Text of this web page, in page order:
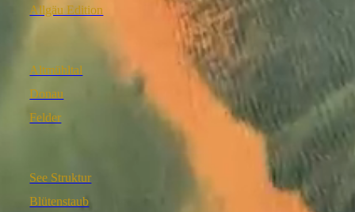
Allgäu Edition
Altmühltal
Donau
Felder
See Struktur
Blütenstaub